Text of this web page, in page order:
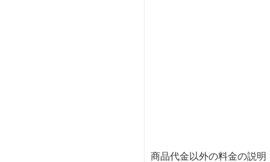
商品代金以外の料金の説明